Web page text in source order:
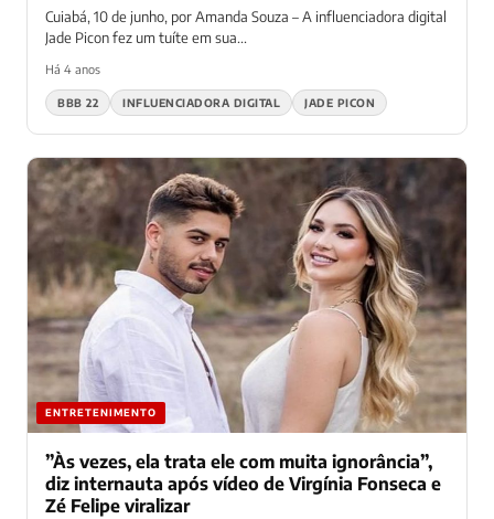
Cuiabá, 10 de junho, por Amanda Souza – A influenciadora digital
Jade Picon fez um tuíte em sua...
Há 4 anos
BBB 22 INFLUENCIADORA DIGITAL JADE PICON
ENTRETENIMENTO
”Às vezes, ela trata ele com muita ignorância”,
diz internauta após vídeo de Virgínia Fonseca e
Zé Felipe viralizar